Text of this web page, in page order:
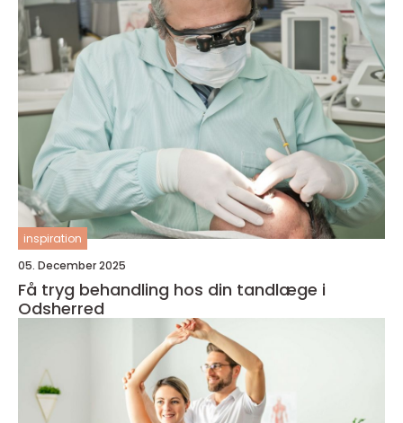
inspiration
05. December 2025
Få tryg behandling hos din tandlæge i
Odsherred